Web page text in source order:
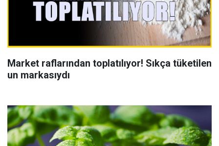
Market raflarından toplatılıyor! Sıkça tüketilen
un markasıydı